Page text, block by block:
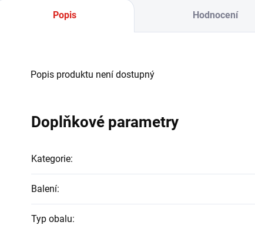
Popis Hodnocení
Popis produktu není dostupný
Doplňkové parametry
Kategorie:
Balení:
Typ obalu: